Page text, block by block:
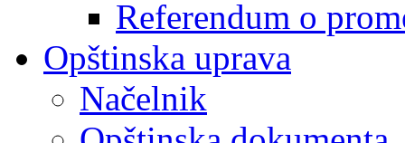
Referendum o
Opštinska uprava
Načelnik